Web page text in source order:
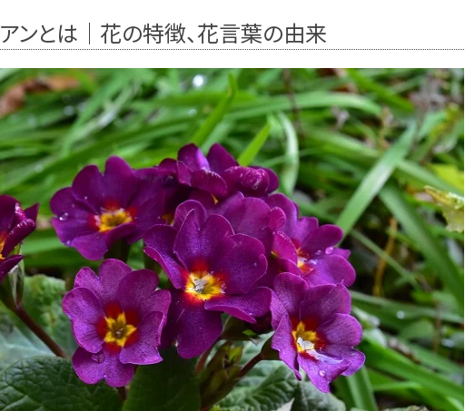
アンとは｜花の特徴、花言葉の由来